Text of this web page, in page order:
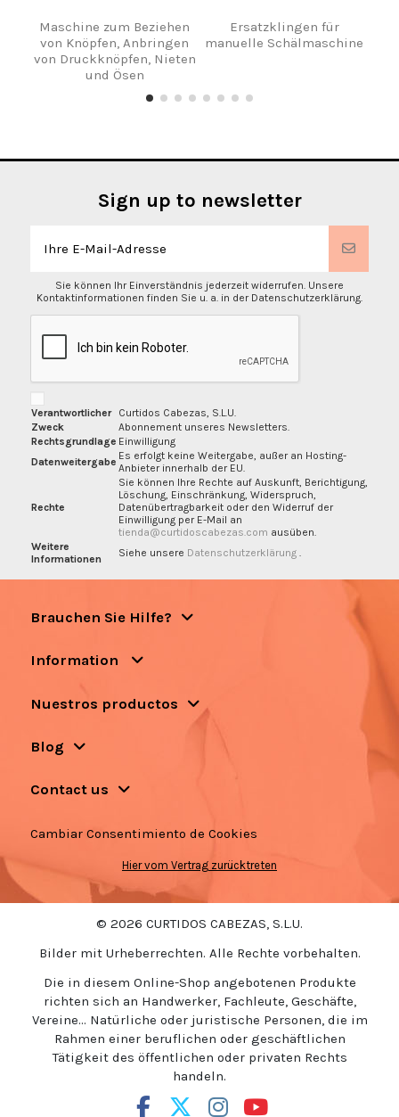
Maschine zum Beziehen
von Knöpfen, Anbringen
von Druckknöpfen, Nieten
und Ösen
Ersatzklingen für
manuelle Schälmaschine
Sign up to newsletter
Sie können Ihr Einverständnis jederzeit widerrufen. Unsere
Kontaktinformationen finden Sie u. a. in der Datenschutzerklärung.
Verantwortlicher
Curtidos Cabezas, S.L.U.
Zweck
Abonnement unseres Newsletters.
Rechtsgrundlage Einwilligung
Datenweitergabe Es erfolgt keine Weitergabe, außer an Hosting-
Anbieter innerhalb der EU.
Rechte
Sie können Ihre Rechte auf Auskunft, Berichtigung,
Löschung, Einschränkung, Widerspruch,
Datenübertragbarkeit oder den Widerruf der
Einwilligung per E-Mail an
tienda@curtidoscabezas.com ausüben.
Weitere
Informationen
Siehe unsere Datenschutzerklärung
Brauchen Sie Hilfe?
Information
Nuestros productos
Blog
Contact us
Cambiar Consentimiento de Cookies
Hier vom Vertrag zurücktreten
© 2026 CURTIDOS CABEZAS, S.L.U.
Bilder mit Urheberrechten. Alle Rechte vorbehalten.
Die in diesem Online-Shop angebotenen Produkte
richten sich an Handwerker, Fachleute, Geschäfte,
Vereine... Natürliche oder juristische Personen, die im
Rahmen einer beruflichen oder geschäftlichen
Tätigkeit des öffentlichen oder privaten Rechts
handeln.